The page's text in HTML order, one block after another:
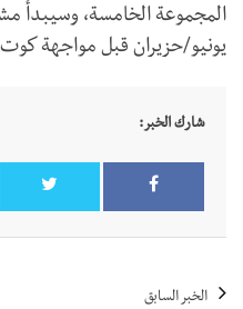
يونيو/حزيران قبل مواجهة كوت
شارك الخبر:
الخبر السابق